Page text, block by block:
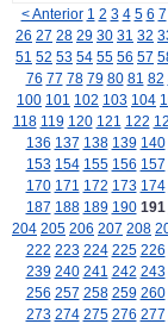
< Anterior 1 2 3 4 5 6 7
26 27 28 29 30 31 32
51 52 53 54 55 56 57
76 77 78 79 80 81 82
100 101 102 103 104
118 119 120 121 122
136 137 138 139 140
153 154 155 156 157
170 171 172 173 174
187 188 189 190 191
204 205 206 207 208
222 223 224 225 226
239 240 241 242 243
256 257 258 259 260
273 274 275 276 277